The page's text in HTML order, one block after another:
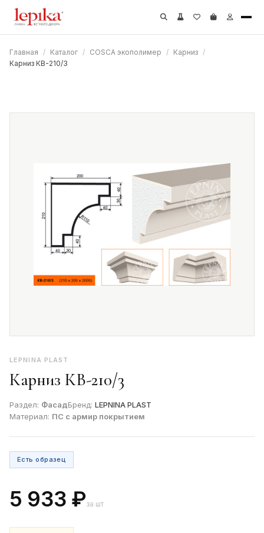
Главная / Каталог / COSCA экополимер / Карниз /
Карниз КВ-210/3
LEPNINA PLAST
Карниз КВ-210/3
Раздел: ФасадБренд: LEPNINA PLAST
Материал: ПС с армир покрытием
Есть образец
5 933 ₽за шт